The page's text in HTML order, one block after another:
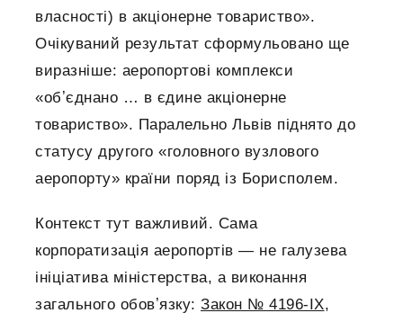
власності) в акціонерне товариство».
Очікуваний результат сформульовано ще
виразніше: аеропортові комплекси
«обʼєднано … в єдине акціонерне
товариство». Паралельно Львів піднято до
статусу другого «головного вузлового
аеропорту» країни поряд із Борисполем.
Контекст тут важливий. Сама
корпоратизація аеропортів — не галузева
ініціатива міністерства, а виконання
загального обовʼязку: Закон № 4196-IX,